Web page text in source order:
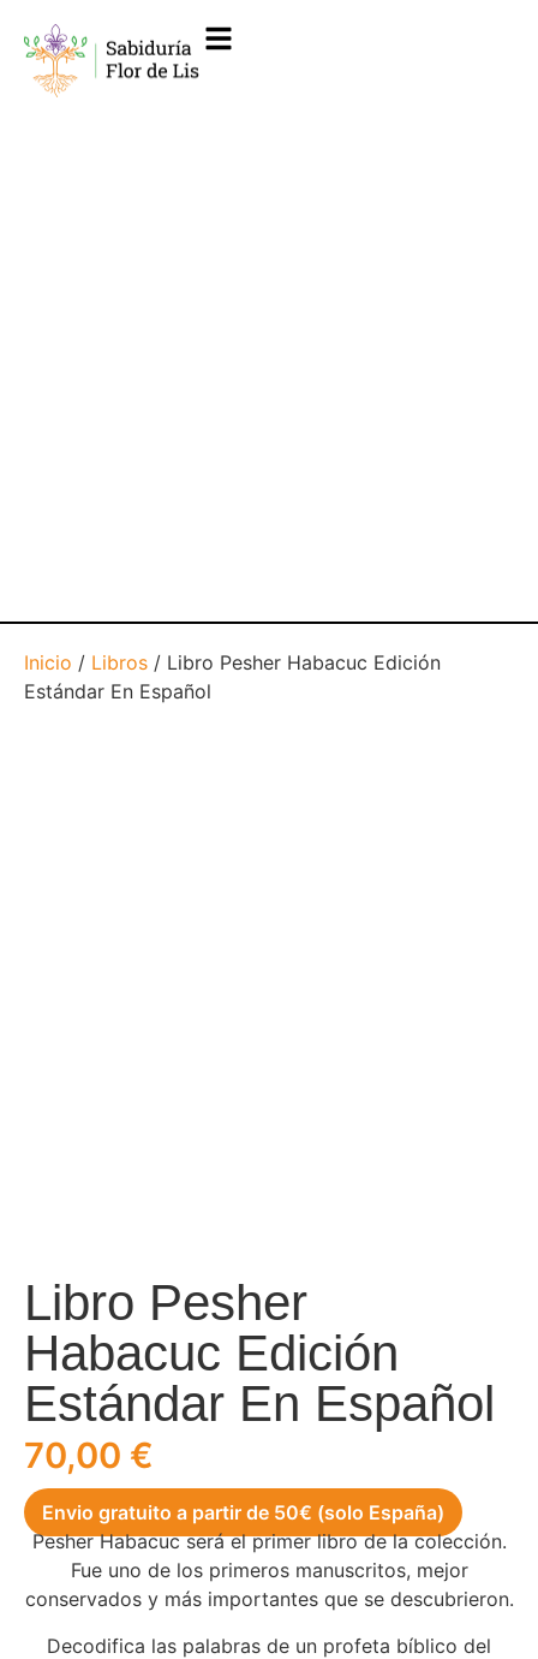
Inicio / Libros / Libro Pesher Habacuc Edición
Estándar En Español
Libro Pesher
Habacuc Edición
Estándar En Español
70,00 €
Envio gratuito a partir de 50€ (solo España)
Pesher Habacuc será el primer libro de la colección.
Fue uno de los primeros manuscritos, mejor
conservados y más importantes que se descubrieron.
Decodifica las palabras de un profeta bíblico del